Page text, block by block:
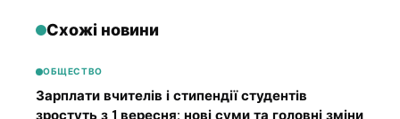
Схожі новини
ОБЩЕСТВО
Зарплати вчителів і стипендії студентів